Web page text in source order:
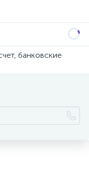
банковские